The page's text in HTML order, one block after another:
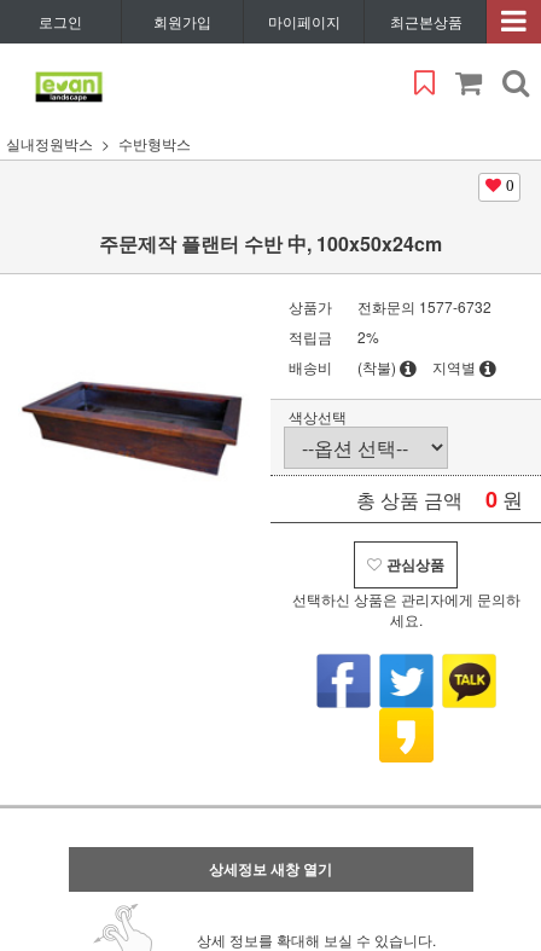
로그인 회원가입 마이페이지 최근본상품
실내정원박스 수반형박스
0
주문제작 플랜터 수반 中, 100x50x24cm
상품가
전화문의 1577-6732
적립금
2%
배송비
(착불) 지역별
색상선택
총 상품 금액 0 원
관심상품
선택하신 상품은 관리자에게 문의하
세요.
상세정보 새창 열기
상세 정보를 확대해 보실 수 있습니다.